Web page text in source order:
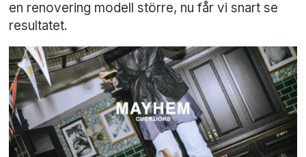
en renovering modell större, nu får vi snart se
resultatet.